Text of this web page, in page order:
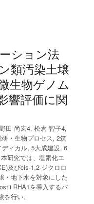
ション法
類汚染土壌
生物ゲノム
響評価に関
田 尚宏4, 松倉 智子4,
・生物プロセス, 2筑
ィカル, 5大成建設, 6
研究では、塩素化エ
及びcis-1,2-ジクロロ
・地下水を対象にした
RHA1を導入するバ
行い、